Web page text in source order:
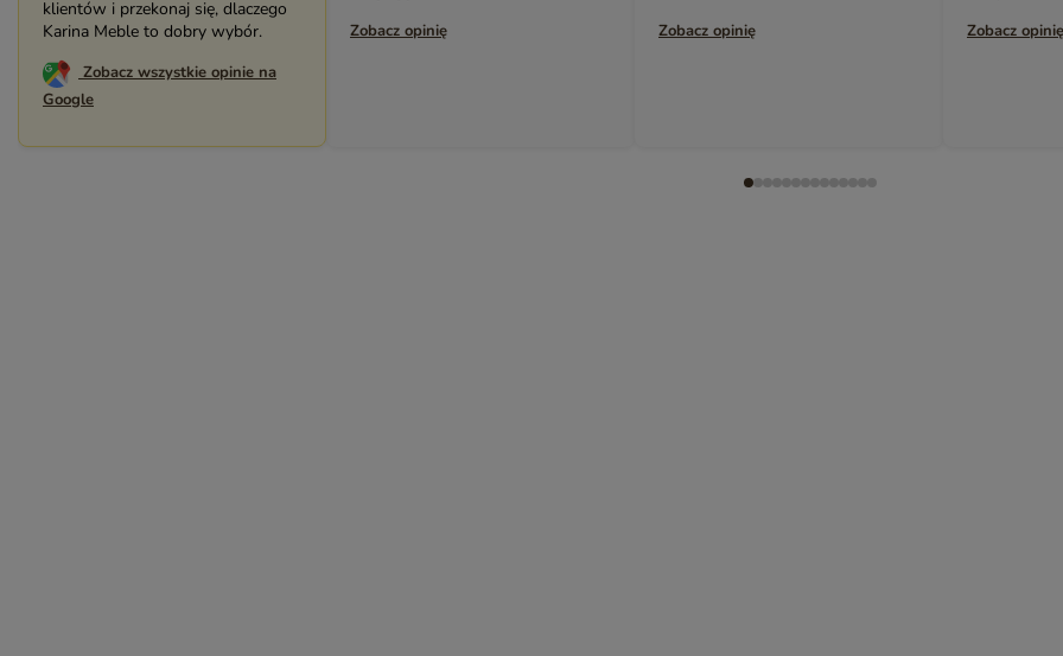
klientów i przekonaj się, dlaczego
Karina Meble to dobry wybór.
Zobacz wszystkie opinie na
Google
Zobacz opinię Zobacz opinię Zobacz opinię Zobacz opinię